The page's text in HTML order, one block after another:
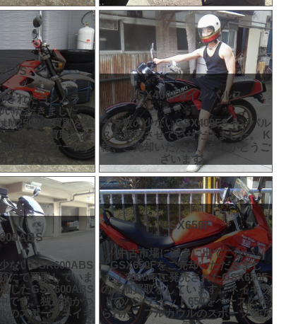
されたヨシムラ
いただきました。
M250Sの買取を強
M250S買取にあ
（ハリケーン）
スタムパ
GSX400FSインパルス
タマ数の少ないGSX400FSインパル
スを買取させていただきました。 K
様、ご売却いただき、ありがとうご
ざいます。
ないGSR600ABS
にて買取していま
したGSR600ABS
です。独創的かつ
のスポーツネイキ
GSX650F
中古市場に滅多に出てこない
GSX650Fをご売却いただきまし
た！2008年に発売されたGSX650F
の高価買取をしています。ネイキッ
ドのバンディット650をベースに作
られた、フルカウルのスポーツツア